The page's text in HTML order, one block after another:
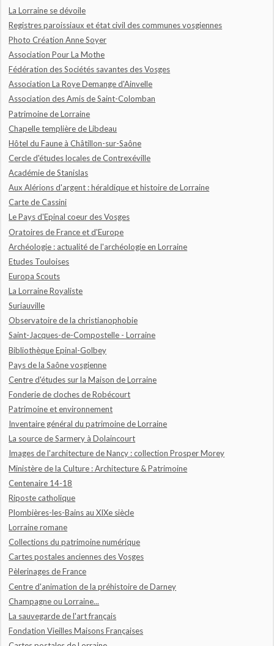
La Lorraine se dévoile
Registres paroissiaux et état civil des communes vosgiennes
Photo Création Anne Soyer
Association Pour La Mothe
Fédération des Sociétés savantes des Vosges
Association La Roye Demange d'Ainvelle
Association des Amis de Saint-Colomban
Patrimoine de Lorraine
Chapelle templière de Libdeau
Hôtel du Faune à Châtillon-sur-Saône
Cercle d'études locales de Contrexéville
Académie de Stanislas
Aux Alérions d'argent : héraldique et histoire de Lorraine
Carte de Cassini
Le Pays d'Epinal coeur des Vosges
Oratoires de France et d'Europe
Archéologie : actualité de l'archéologie en Lorraine
Etudes Touloises
Europa Scouts
La Lorraine Royaliste
Suriauville
Observatoire de la christianophobie
Saint-Jacques-de-Compostelle - Lorraine
Bibliothèque Epinal-Golbey
Pays de la Saône vosgienne
Centre d'études sur la Maison de Lorraine
Fonderie de cloches de Robécourt
Patrimoine et environnement
Inventaire général du patrimoine de Lorraine
La source de Sarmery à Dolaincourt
Images de l'architecture de Nancy : collection Prosper Morey
Ministère de la Culture : Architecture & Patrimoine
Centenaire 14-18
Riposte catholique
Plombières-les-Bains au XIXe siècle
Lorraine romane
Collections du patrimoine numérique
Cartes postales anciennes des Vosges
Pèlerinages de France
Centre d'animation de la préhistoire de Darney
Champagne ou Lorraine...
La sauvegarde de l'art français
Fondation Vieilles Maisons Françaises